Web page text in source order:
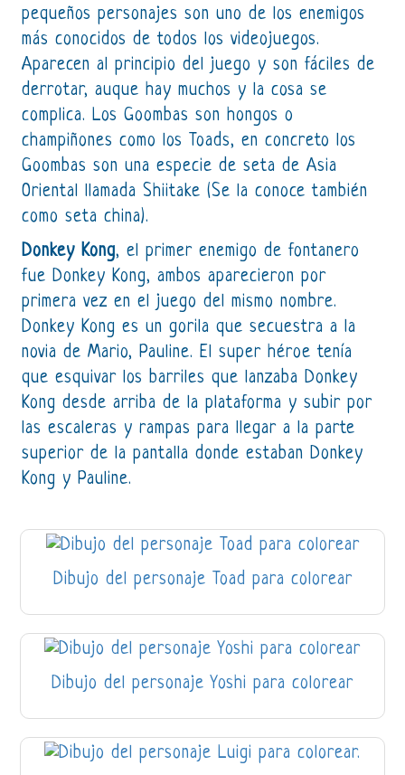
pequeños personajes son uno de los enemigos
más conocidos de todos los videojuegos.
Aparecen al principio del juego y son fáciles de
derrotar, auque hay muchos y la cosa se
complica. Los Goombas son hongos o
champiñones como los Toads, en concreto los
Goombas son una especie de seta de Asia
Oriental llamada Shiitake (Se la conoce también
como seta china).
Donkey Kong, el primer enemigo de fontanero
fue Donkey Kong, ambos aparecieron por
primera vez en el juego del mismo nombre.
Donkey Kong es un gorila que secuestra a la
novia de Mario, Pauline. El super héroe tenía
que esquivar los barriles que lanzaba Donkey
Kong desde arriba de la plataforma y subir por
las escaleras y rampas para llegar a la parte
superior de la pantalla donde estaban Donkey
Kong y Pauline.
Dibujo del personaje Toad para colorear
Dibujo del personaje Yoshi para colorear